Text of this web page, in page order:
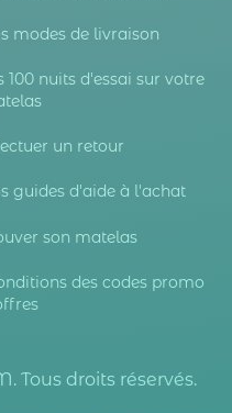
modes de livraison
100 nuits d'essai sur votre
un retour
guides d'aide à l'achat
son matelas
des codes promo
Tous droits réservés.